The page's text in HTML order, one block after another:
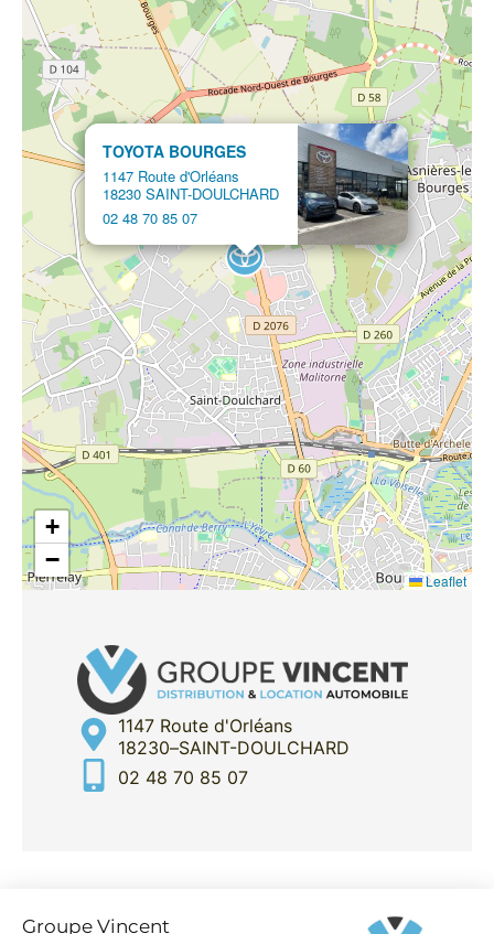
TOYOTA BOURGES
1147 Route d'Orléans
18230 SAINT-DOULCHARD
02 48 70 85 07
+
−
Leaflet
1147 Route d'Orléans
18230–SAINT-DOULCHARD
02 48 70 85 07